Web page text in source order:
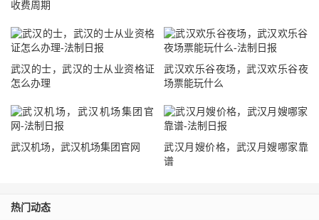
收费周期
武汉的士，武汉的士从业资格证
怎么办理
武汉欢乐谷夜场，武汉欢乐谷夜
场票能玩什么
武汉机场，武汉机场集团官网
武汉月嫂价格，武汉月嫂哪家靠
谱
热门动态